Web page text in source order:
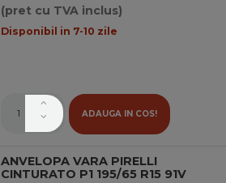
(pret cu TVA inclus)
Disponibil in 7-10 zile
ADAUGA IN COS!
ANVELOPA VARA PIRELLI
CINTURATO P1 195/65 R15 91V